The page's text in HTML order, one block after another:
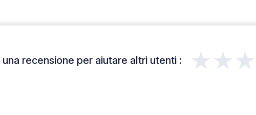
recensione per aiutare altri utenti :